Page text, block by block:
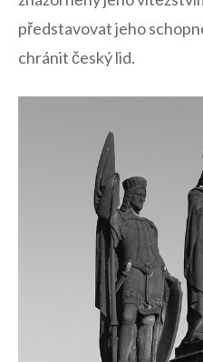
představovat jeho
chránit český​ lid.